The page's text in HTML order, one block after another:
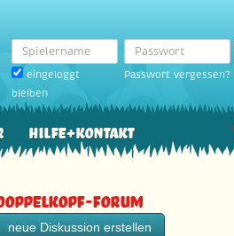
Spielername
eingeloggt
bleiben
Passwort
Passwort vergessen?
Hilfe+Kontakt
Forum
neue Diskussion erstellen